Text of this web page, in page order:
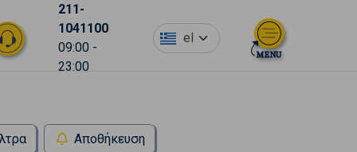
211-
1041100
09:00 -
23:00
el
Αποθήκευση